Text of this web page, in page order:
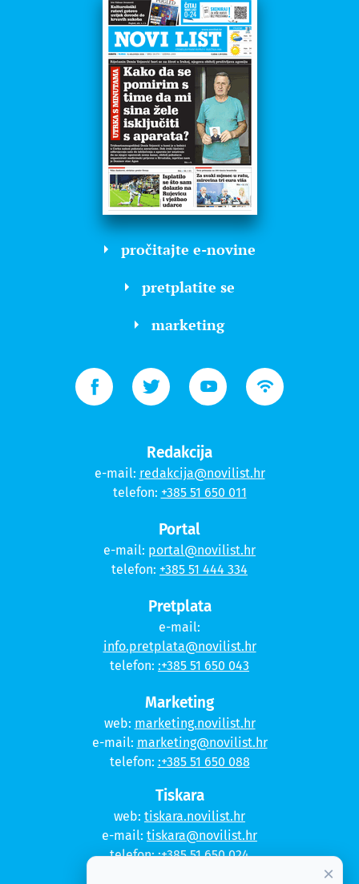
pročitajte e-novine
pretplatite se
marketing
Redakcija
e-mail: redakcija@novilist.hr
telefon: +385 51 650 011
Portal
e-mail: portal@novilist.hr
telefon: +385 51 444 334
Pretplata
e-mail:
info.pretplata@novilist.hr
telefon: :+385 51 650 043
Marketing
web: marketing.novilist.hr
e-mail: marketing@novilist.hr
telefon: :+385 51 650 088
Tiskara
web: tiskara.novilist.hr
e-mail: tiskara@novilist.hr
telefon::+385 51 650 024
×